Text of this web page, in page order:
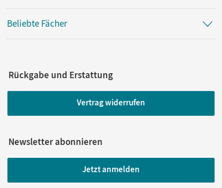
Beliebte Fächer
Rückgabe und Erstattung
Vertrag widerrufen
Newsletter abonnieren
Jetzt anmelden